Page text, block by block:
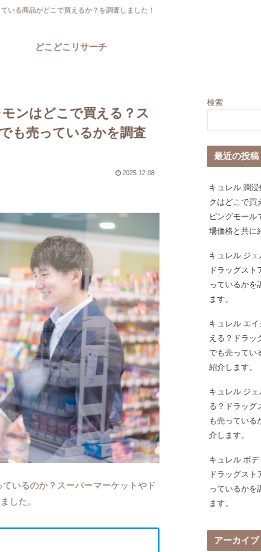
いる商品がどこで買えるか？を調査しました！
どこどこリサーチ
ンはどこで買える？ス
も売っているかを調査
2025.12.08
いるのか？スーパーマーケットやド
した。
検索
最近の投稿
キュレル 潤
クはどこで買
ピングモール
場価格と共に
キュレル ジ
ドラッグス
っているかを
ます。
キュレル エ
える？ドラッ
でも売ってい
紹介します。
キュレル ジ
る？ドラッグ
も売っている
介します。
キュレル ボ
ドラッグス
っているかを
ます。
アーカイブ